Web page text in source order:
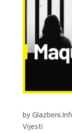
by
Vijesti